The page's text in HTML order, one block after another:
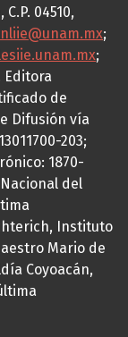
04510,
;
;
Editora
de
Difusión vía
203;
1870-
del
Instituto
Mario de
Coyoacán,